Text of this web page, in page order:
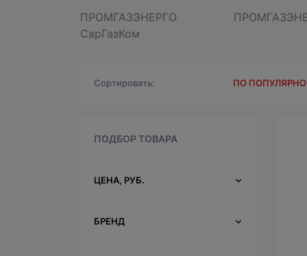
ПРОМГАЗЭНЕРГО
СарГазКом
Сортировать ПО
ПОДБОР ТОВАРА
ЦЕНА, РУБ.
БРЕНД